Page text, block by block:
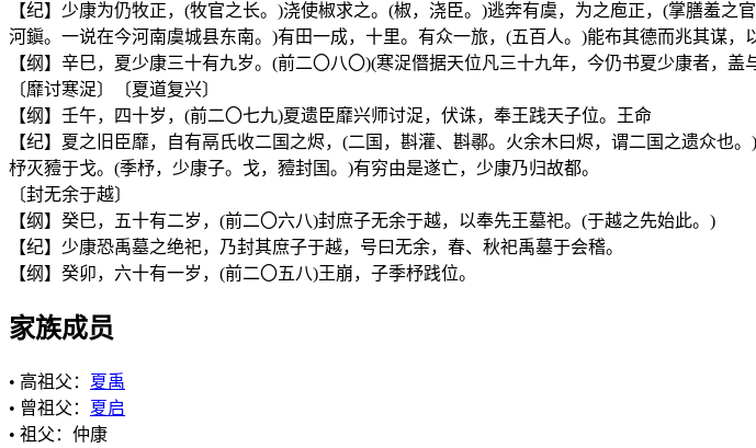
【纪】少康为仍牧正，(牧官之长。)浇使椒求之。(椒，浇臣。)逃奔有虞，为之庖正，(掌膳羞
河鎭。一说在今河南虞城县东南。)有田一成，十里。有众一旅，(五百人。)能布其德而兆其谋，
【纲】辛巳，夏少康三十有九岁。(前二〇八〇)(寒浞僭据天位凡三十九年，今仍书夏少康者，
〔靡讨寒浞〕〔夏道复兴〕
【纲】壬午，四十岁，(前二〇七九)夏遗臣靡兴师讨浞，伏诛，奉王践天子位。王命
【纪】夏之旧臣靡，自有鬲氏收二国之烬，(二国，斟灌、斟鄩。火余木曰烬，谓二国之遗众
杼灭豷于戈。(季杼，少康子。戈，豷封国。)有穷由是遂亡，少康乃归故都。
〔封无余于越〕
【纲】癸巳，五十有二岁，(前二〇六八)封庶子无余于越，以奉先王墓祀。(于越之先始此。)
【纪】少康恐禹墓之绝祀，乃封其庶子于越，号曰无余，春、秋祀禹墓于会稽。
【纲】癸卯，六十有一岁，(前二〇五八)王崩，子季杼践位。
家族成员
• 高祖父： 夏禹
• 曾祖父： 夏启
• 祖父：仲康